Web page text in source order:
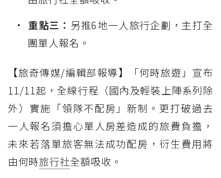
重點三： 另推6地一人旅行企劃，主打全
團單人報名。
【旅奇傳媒/編輯部報導】「何時旅遊」宣布
11/11起，全線行程（國內及輕裝上陣系列除
外）實施「領隊不配房」新制。更打破過去
一人報名須擔心單人房差造成的旅費負擔，
未來若落單旅客無法成功配房，衍生費用將
由何時旅行社全額吸收。